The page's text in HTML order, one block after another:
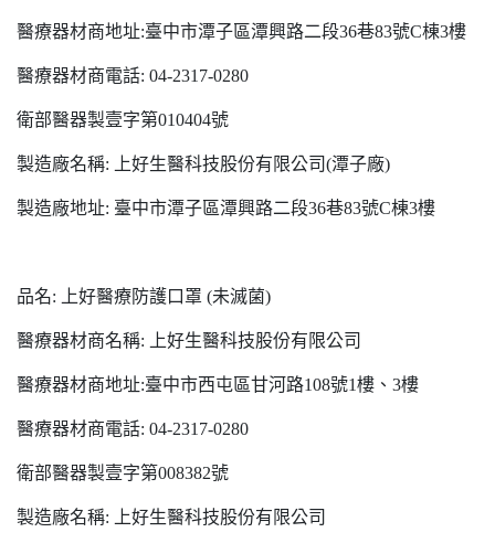
醫療器材商地址:臺中市潭子區潭興路二段36巷83號C棟3樓
醫療器材商電話: 04-2317-0280
衛部醫器製壹字第010404號
製造廠名稱: 上好生醫科技股份有限公司(潭子廠)
製造廠地址: 臺中市潭子區潭興路二段36巷83號C棟3樓
品名: 上好醫療防護口罩 (未滅菌)
醫療器材商名稱: 上好生醫科技股份有限公司
醫療器材商地址:臺中市西屯區甘河路108號1樓、3樓
醫療器材商電話: 04-2317-0280
衛部醫器製壹字第008382號
製造廠名稱: 上好生醫科技股份有限公司